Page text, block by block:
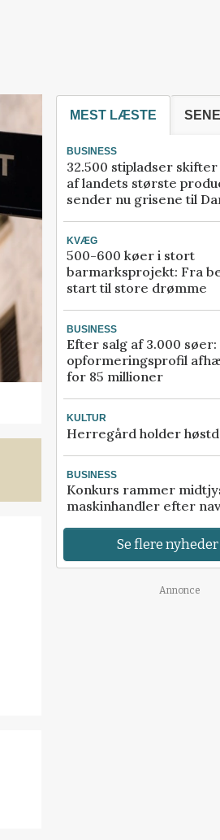
MEST LÆSTE
BUSINESS
32.500 stipladser
af landets største
sender nu grisene til
KVÆG
500-600 køer i stort
barmarksprojekt: Fra
start til store drømme
BUSINESS
Efter salg af 3.000
opformeringsprofil
for 85 millioner
KULTUR
Herregård holder
BUSINESS
Konkurs rammer
maskinhandler efter
Se flere
Annonce